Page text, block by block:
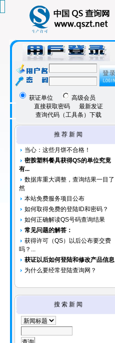
获证单位
高级会员
直接获取密码
最新发证
查询代码（工具条）下载
推 荐 新 闻
当心：这些月饼不合格！
密胺塑料餐具获得QS的单位究竟
有...
数据库重大调整，查询结果一目了
然
本站免费服务项目公布
如何取得免费的登陆ID和密码？
如何正确解读QS号码查询结果
常见问题的解答：
获得许可（QS）以后公布要交费
吗？...
获证以后如何登陆和修改产品信息
为什么要经常登陆查询网？
搜 索 新 闻